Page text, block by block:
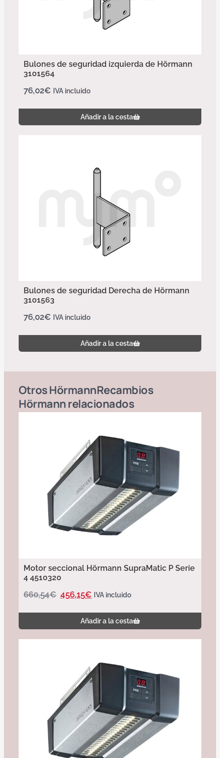
Bulones de seguridad izquierda de Hörmann
3101564
76,02€ IVA incluido
Añadir a la cesta
Bulones de seguridad Derecha de Hörmann
3101563
76,02€ IVA incluido
Añadir a la cesta
OtrosHörmannRecambios
Hörmannrelacionados
Motor seccional Hörmann SupraMatic P Serie
4 4510320
660,54€ 456,15€ IVA incluido
Añadir a la cesta